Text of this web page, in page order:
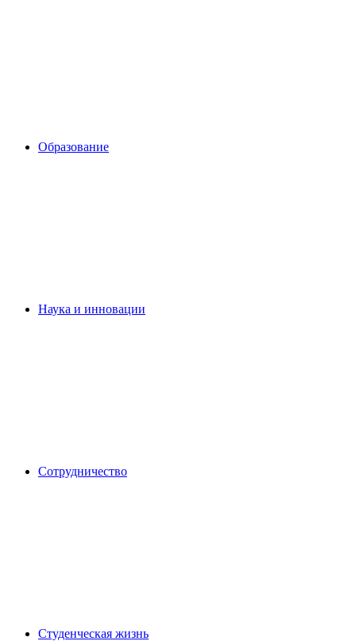
Образование
Наука и инновации
Сотрудничество
Студенческая жизнь